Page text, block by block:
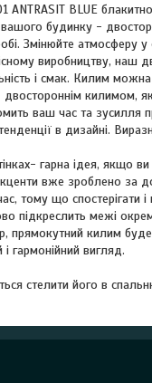
ANTRASIT BLUE
будинку -
Змінюйте атмосферу у
виробництву, наш
і смак. Килим
килимом,
ваш час та зусилля
в дизайні.
гарна ідея, якщо
вже зроблено
тому що
підкреслить межі
прямокутний килим
гармонійний вигляд.
стелити його в